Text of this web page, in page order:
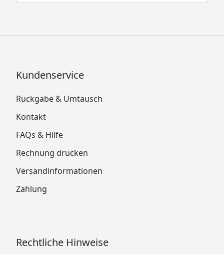
Kundenservice
Rückgabe & Umtausch
Kontakt
FAQs & Hilfe
Rechnung drucken
Versandinformationen
Zahlung
Rechtliche Hinweise